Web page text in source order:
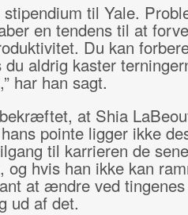
til Yale.
en tendens til at
Du kan
aldrig kaster
har han sagt.
at Shia
pointe ligger ikke
til karrieren de
og hvis han ikke kan
at ændre ved
ud af det.